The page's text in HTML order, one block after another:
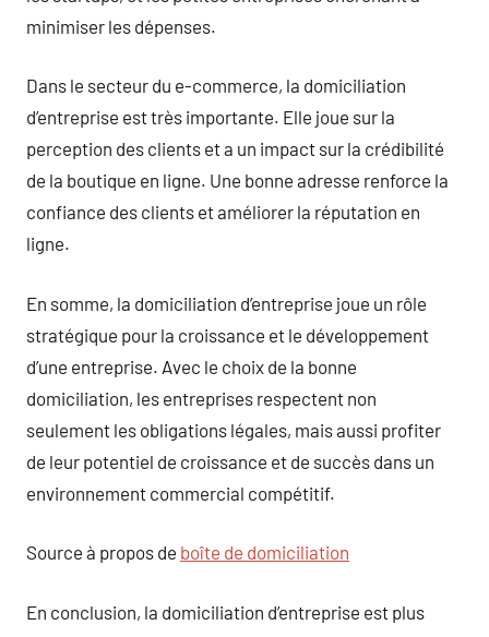
minimiser les dépenses.
Dans le secteur du e-commerce, la domiciliation
d’entreprise est très importante. Elle joue sur la
perception des clients et a un impact sur la crédibilité
de la boutique en ligne. Une bonne adresse renforce la
confiance des clients et améliorer la réputation en
ligne.
En somme, la domiciliation d’entreprise joue un rôle
stratégique pour la croissance et le développement
d’une entreprise. Avec le choix de la bonne
domiciliation, les entreprises respectent non
seulement les obligations légales, mais aussi profiter
de leur potentiel de croissance et de succès dans un
environnement commercial compétitif.
Source à propos de boîte de domiciliation
En conclusion, la domiciliation d’entreprise est plus